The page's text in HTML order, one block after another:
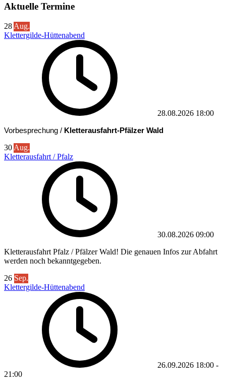
Aktuelle Termine
28 Aug.
Klettergilde-Hüttenabend
28.08.2026 18:00
Vorbesprechung / Kletterausfahrt-Pfälzer Wald
30 Aug.
Kletterausfahrt / Pfalz
30.08.2026 09:00
Kletterausfahrt Pfalz / Pfälzer Wald! Die genauen Infos zur Abfahrt
werden noch bekanntgegeben.
26 Sep.
Klettergilde-Hüttenabend
26.09.2026 18:00 -
21:00